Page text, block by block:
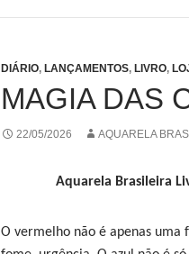
DIÁRIO, LANÇAMENTOS, LIVRO,
MAGIA DAS
22/05/2026 AQUARELA
Aquarela Brasileira
O vermelho não é apenas uma